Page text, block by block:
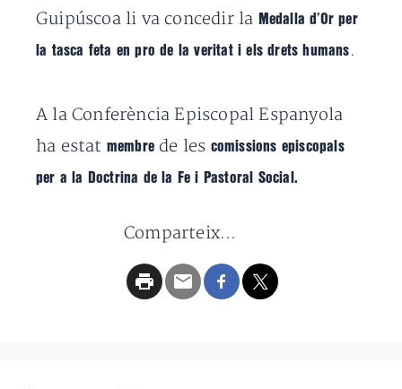
Guipúscoa li va concedir la Medalla d’Or per
la tasca feta en pro de la veritat i els drets humans .
A la Conferència Episcopal Espanyola
ha estat membre de les comissions episcopals
per a la Doctrina de la Fe i Pastoral Social.
Comparteix...